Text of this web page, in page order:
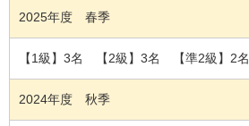
2025年度 春季
【1級】3名 【2級】3名 【準2級】2名
2024年度 秋季